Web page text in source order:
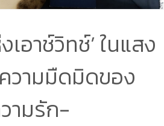
อาช์วิทช์’ ในแสง
วามมืดมิดของ
ามรัก-